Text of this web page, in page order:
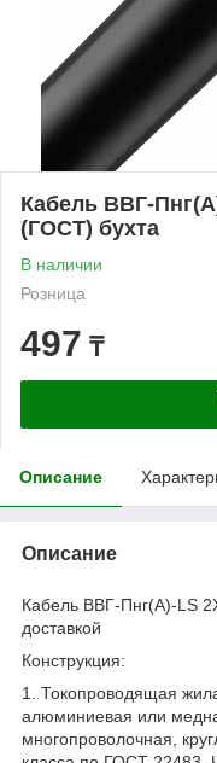
Кабель ВВГ-
(ГОСТ) бухта
В наличии
Розница
497 ₸
Описание
Описание
Кабель ВВГ-Пнг(А)-LS
доставкой
Конструкция:
1. Токопроводящая
алюминиевая или
многопроволочная,